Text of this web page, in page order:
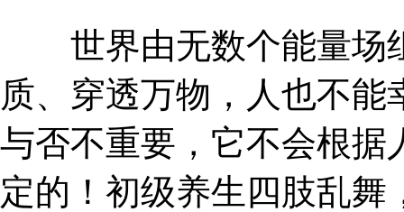
世界由无数个能量场
质、穿透万物，人也不
与否不重要，它不会根据
定的！初级养生四肢乱